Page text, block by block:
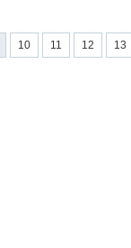
10 11 12 13